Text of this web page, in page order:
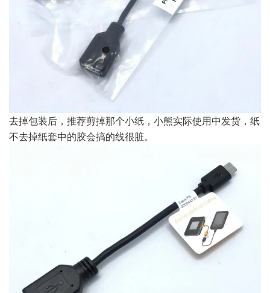
去掉包装后，推荐剪掉那个小纸，小熊实际使用中发货，纸
不去掉纸套中的胶会搞的线很脏。